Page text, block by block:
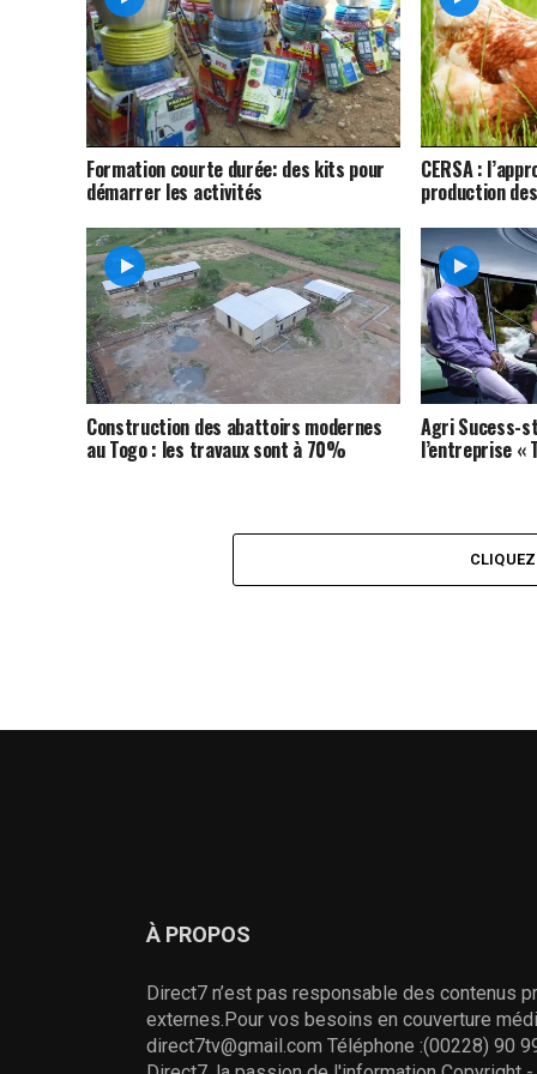
Formation courte durée: des kits pour
démarrer les activités
CERSA :
production
Construction des abattoirs modernes
au Togo : les travaux sont à 70%
Agri Sucess-
l’entreprise «
À PROPOS
Direct7 n’est pas responsable des contenus
externes.Pour vos besoins en couverture
direct7tv@gmail.com Téléphone :(00228) 90